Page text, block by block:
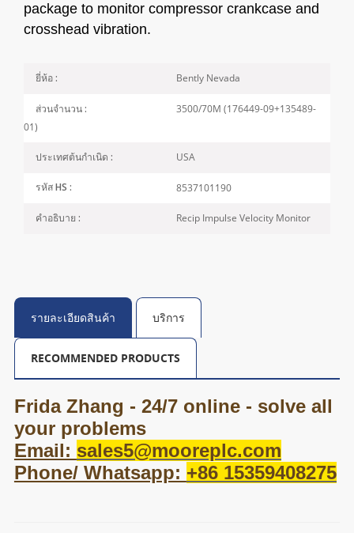
package to monitor compressor crankcase and
crosshead vibration.
ยี่ห้อ : Bently Nevada
ส่วนจำนวน :
3500/70M (176449-09+135489-
01)
ประเทศต้นกำเนิด : USA
รหัส HS : 8537101190
คำอธิบาย : Recip Impulse Velocity Monitor
รายละเอียดสินค้า บริการ
RECOMMENDED PRODUCTS
Frida Zhang - 24/7 online - solve all
your problems
Email: sales5@mooreplc.com
Phone/ Whatsapp: +86 15359408275